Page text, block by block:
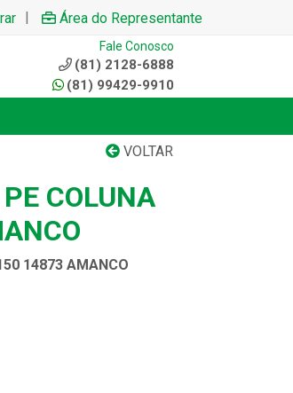
| Área do Representante
Fale Conosco
(81) 2128-6888
(81) 99429-9910
VOLTAR
COLUNA
14873 AMANCO